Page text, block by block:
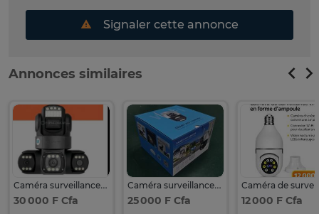
Signaler cette annonce
Annonces similaires
Caméra surveillance sans fil HD vision nocturne 360°
30 000 F Cfa
Caméra surveillance wifi extérieure blanche vision nocturne
25 000 F Cfa 12 000 F Cfa